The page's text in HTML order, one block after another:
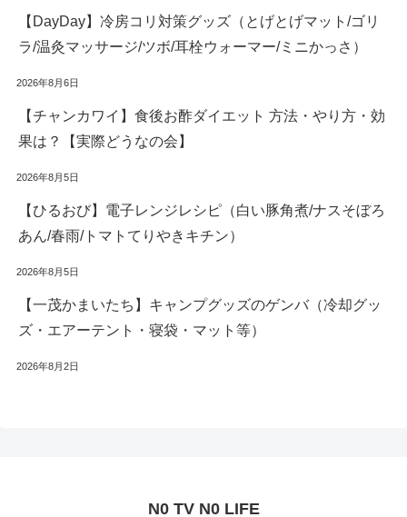
【DayDay】冷房コリ対策グッズ（とげとげマット/ゴリ
ラ/温灸マッサージ/ツボ/耳栓ウォーマー/ミニかっさ）
2026年8月6日
【チャンカワイ】食後お酢ダイエット 方法・やり方・効
果は？【実際どうなの会】
2026年8月5日
【ひるおび】電子レンジレシピ（白い豚角煮/ナスそぼろ
あん/春雨/トマトてりやきキチン）
2026年8月5日
【一茂かまいたち】キャンプグッズのゲンバ（冷却グッ
ズ・エアーテント・寝袋・マット等）
2026年8月2日
N0 TV N0 LIFE